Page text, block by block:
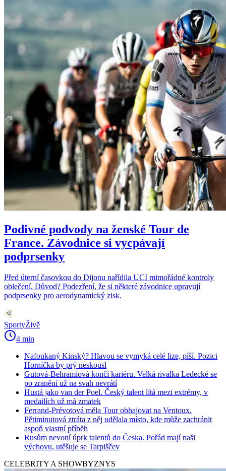
Podivné podvody na ženské Tour de
France. Závodnice si vycpávají
podprsenky
Před úterní časovkou do Dijonu nařídila UCI mimořádné kontroly
oblečení. Důvod? Podezření, že si některé závodnice upravují
podprsenky pro aerodynamický zisk.
SportyŽivě
4 min
Nafoukaný Kinský? Hlavou se vymyká celé lize, píší. Pozici
Horníčka by prý neskousl
Gutová-Behramiová končí kariéru. Velká rivalka Ledecké se
po zranění už na svah nevrátí
Hustá jako van der Poel. Český talent lítá mezi extrémy, v
medailích už má zmatek
Ferrand-Prévotová měla Tour obhajovat na Ventoux.
Pětiminutová ztráta z něj udělala místo, kde může zachránit
aspoň vlastní příběh
Rusům nevoní úprk talentů do Česka. Pořád mají naši
výchovu, utěšuje se Tarpiščev
CELEBRITY A SHOWBYZNYS